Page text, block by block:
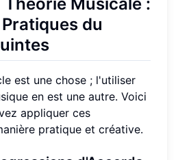
du
est une chose ; l'utiliser
en est une autre. Voici
appliquer ces
pratique et créative.